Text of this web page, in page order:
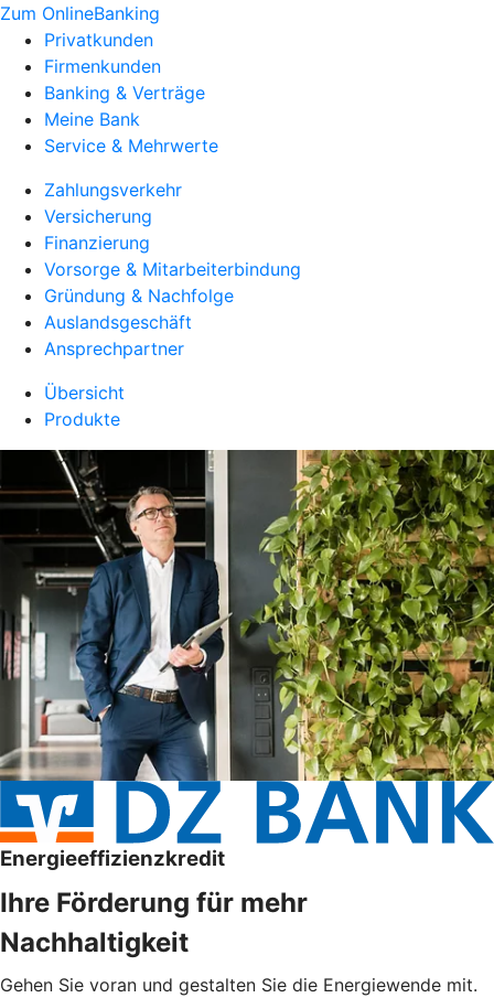
Zum OnlineBanking
Privatkunden
Firmenkunden
Banking & Verträge
Meine Bank
Service & Mehrwerte
Zahlungsverkehr
Versicherung
Finanzierung
Vorsorge & Mitarbeiterbindung
Gründung & Nachfolge
Auslandsgeschäft
Ansprechpartner
Übersicht
Produkte
Energieeffizienzkredit
Ihre Förderung für mehr
Nachhaltigkeit
Gehen Sie voran und gestalten Sie die Energiewende mit.